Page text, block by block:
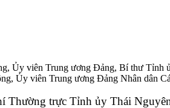
Ủy viên Trung ương Đảng, Bí thư Tỉnh
Ủy viên Trung ương Đảng Nhân dân
Thường trực Tỉnh ủy Thái